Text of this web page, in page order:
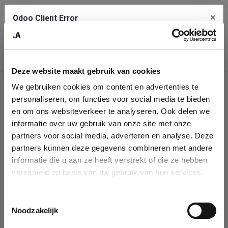
Deze website maakt gebruik van cookies
We gebruiken cookies om content en advertenties te
personaliseren, om functies voor social media te bieden
en om ons websiteverkeer te analyseren. Ook delen we
informatie over uw gebruik van onze site met onze
partners voor social media, adverteren en analyse. Deze
partners kunnen deze gegevens combineren met andere
informatie die u aan ze heeft verstrekt of die ze hebben
verzameld op basis van uw gebruik van hun services.
Noodzakelijk
Company
Identification
Please fill in your company details
You can search a company in our database by name, VAT or
enterprise ID. When a company is selected it will auto-complete the
form. If you don't find your company in our database, you can create
Odoo Client Error ×
service.
See details
Ok